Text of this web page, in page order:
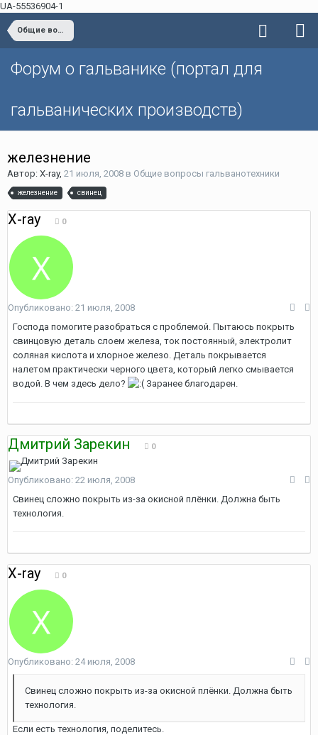
UA-55536904-1
Общие вопросы гальванотехники
Форум о гальванике (портал для
гальванических производств)
железнение
Автор: X-ray, 21 июля, 2008 в Общие вопросы гальванотехники
железнение свинец
X-ray 0
Опубликовано: 21 июля, 2008
Господа помогите разобраться с проблемой. Пытаюсь покрыть
свинцовую деталь слоем железа, ток постоянный, электролит
соляная кислота и хлорное железо. Деталь покрывается
налетом практически черного цвета, который легко смывается
водой. В чем здесь дело?
Заранее благодарен.
Дмитрий Зарекин 0
Опубликовано: 22 июля, 2008
Свинец сложно покрыть из-за окисной плёнки. Должна быть
технология.
X-ray 0
Опубликовано: 24 июля, 2008
Свинец сложно покрыть из-за окисной плёнки. Должна быть
технология.
Если есть технология, поделитесь.